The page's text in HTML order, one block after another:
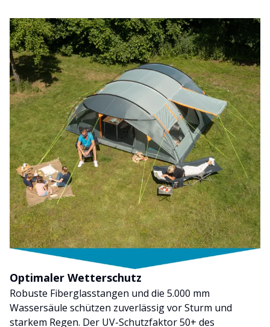
Optimaler Wetterschutz
Robuste Fiberglasstangen und die 5.000 mm
Wassersäule schützen zuverlässig vor Sturm und
starkem Regen. Der UV-Schutzfaktor 50+ des